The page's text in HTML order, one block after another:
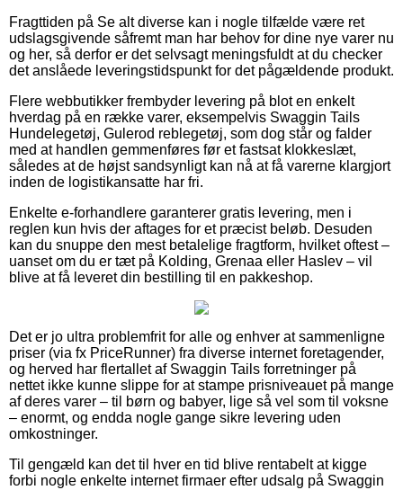
Fragttiden på Se alt diverse kan i nogle tilfælde være ret
udslagsgivende såfremt man har behov for dine nye varer nu
og her, så derfor er det selvsagt meningsfuldt at du checker
det anslåede leveringstidspunkt for det pågældende produkt.
Flere webbutikker frembyder levering på blot en enkelt
hverdag på en række varer, eksempelvis Swaggin Tails
Hundelegetøj, Gulerod reblegetøj, som dog står og falder
med at handlen gemmenføres før et fastsat klokkeslæt,
således at de højst sandsynligt kan nå at få varerne klargjort
inden de logistikansatte har fri.
Enkelte e-forhandlere garanterer gratis levering, men i
reglen kun hvis der aftages for et præcist beløb. Desuden
kan du snuppe den mest betalelige fragtform, hvilket oftest –
uanset om du er tæt på Kolding, Grenaa eller Haslev – vil
blive at få leveret din bestilling til en pakkeshop.
Det er jo ultra problemfrit for alle og enhver at sammenligne
priser (via fx PriceRunner) fra diverse internet foretagender,
og herved har flertallet af Swaggin Tails forretninger på
nettet ikke kunne slippe for at stampe prisniveauet på mange
af deres varer – til børn og babyer, lige så vel som til voksne
– enormt, og endda nogle gange sikre levering uden
omkostninger.
Til gengæld kan det til hver en tid blive rentabelt at kigge
forbi nogle enkelte internet firmaer efter udsalg på Swaggin